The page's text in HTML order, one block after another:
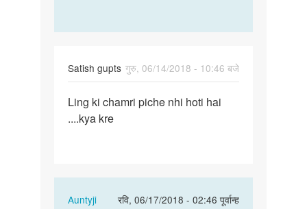
Satish gupts गुरु, 06/14/2018 - 10:46 बजे
Ling
Ling ki chamri piche nhi hoti hai
....kya kre
Auntyji रवि, 06/17/2018 - 02:46 पूर्वान्ह
In